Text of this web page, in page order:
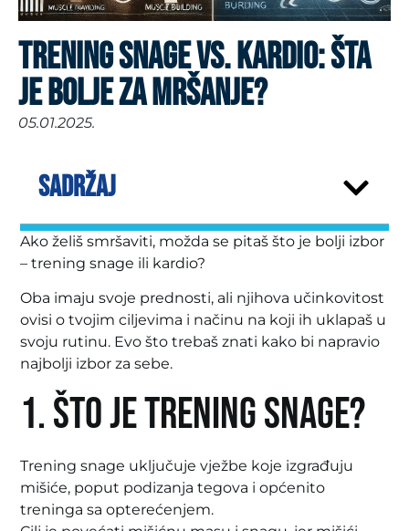
TRENING SNAGE VS. KARDIO: ŠTA
JE BOLJE ZA MRŠANJE?
05.01.2025.
SADRŽAJ
Ako želiš smršaviti, možda se pitaš što je bolji izbor
– trening snage ili kardio?
Oba imaju svoje prednosti, ali njihova učinkovitost
ovisi o tvojim ciljevima i načinu na koji ih uklapaš u
svoju rutinu. Evo što trebaš znati kako bi napravio
najbolji izbor za sebe.
1. Što je trening snage?
Trening snage uključuje vježbe koje izgrađuju
mišiće, poput podizanja tegova i općenito
treninga sa opterećenjem.